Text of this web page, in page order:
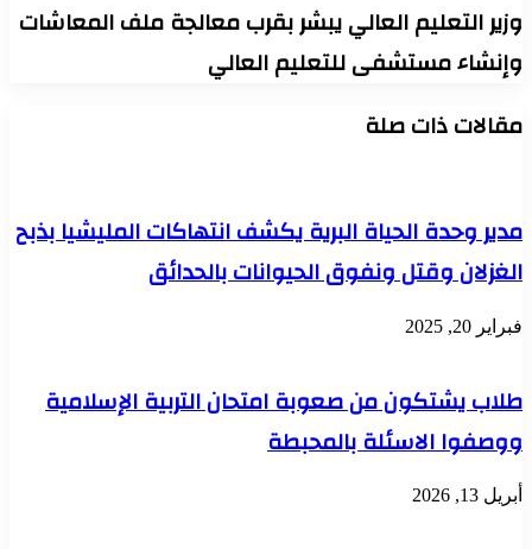
وزير التعليم العالي يبشر بقرب معالجة ملف المعاشات
وإنشاء مستشفى للتعليم العالي
مقالات ذات صلة
مدير وحدة الحياة البرية يكشف انتهاكات المليشيا بذبح
الغزلان وقتل ونفوق الحيوانات بالحدائق
فبراير 20, 2025
طلاب يشتكون من صعوبة امتحان التربية الإسلامية
ووصفوا الاسئلة بالمحبطة
أبريل 13, 2026